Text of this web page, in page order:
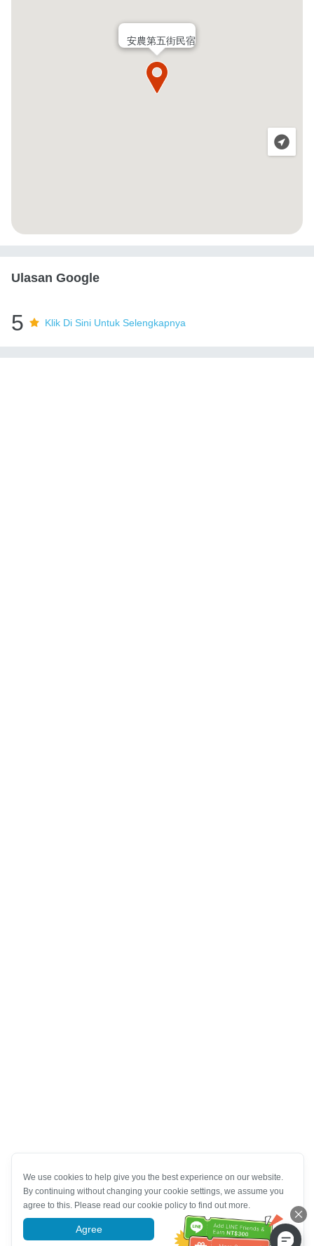
安農第五街民宿
Ulasan Google
5 Klik Di Sini Untuk Selengkapnya
We use cookies to help give you the best experience on our website.
By continuing without changing your cookie settings, we assume you
agree to this. Please read our cookie policy to find out more.
Agree More information